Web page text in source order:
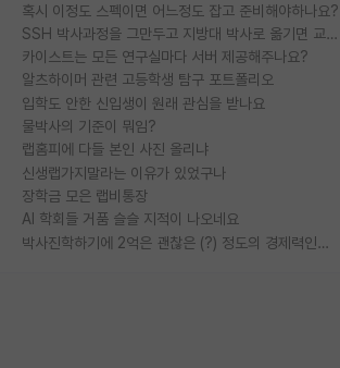
혹시 이정도 스펙이면 어느정도 잡고 준비해야하나요?
SSH 박사과정을 그만두고 지방대 박사로 옮기면 교수의 꿈은 끝일까요?
카이스트는 모든 연구실마다 서버 제공해주나요?
알츠하이머 관련 고등학생 탐구 포트폴리오
입학도 안한 신입생이 원래 관심을 받나요
물박사의 기준이 뭐임?
랩홈피에 다들 본인 사진 올리냐
신생랩가지말라는 이유가 있었구나
장학금 모은 랩비통장
AI 학회들 거품 슬슬 지적이 나오네요
박사진학하기에 2억은 괜찮은 (?) 정도의 경제력인가요